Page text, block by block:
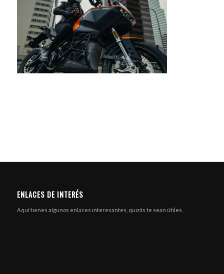
ENLACES DE INTERÉS
Aquí tienes algunos enlaces interesantes, quizás te sean útiles.